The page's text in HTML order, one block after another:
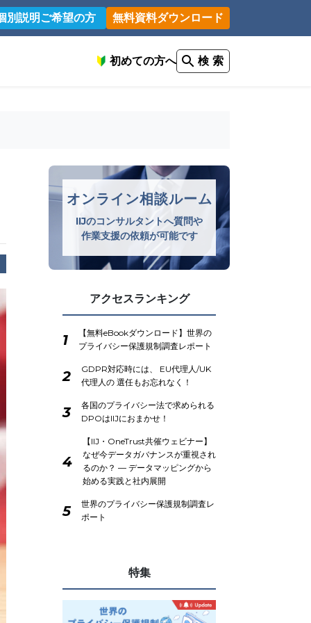
別説明ご希望の方 無料資料ダウンロード
初めての方へ 検 索
オンライン相談ルーム
IIJのコンサルタントへ質問や
作業支援の依頼が可能です
アクセスランキング
1
【無料eBookダウンロード】世界の
プライバシー保護規制調査レポート
2
GDPR対応時には、 EU代理人/UK
代理人の 選任もお忘れなく！
3
各国のプライバシー法で求められる
DPOはIIJにおまかせ！
4
【IIJ・OneTrust共催ウェビナー】
なぜ今データガバナンスが重視され
るのか？ ― データマッピングから
始める実践と社内展開
5
世界のプライバシー保護規制調査レ
ポート
特集